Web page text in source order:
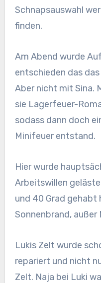
Schnapsauswahl
finden.
Am Abend wurde
entschieden das
Aber nicht mit Sina.
sie Lagerfeuer-
sodass dann doch
Minifeuer entstand.
Hier wurde
Arbeitswillen
und 40 Grad gehabt
Sonnenbrand, außer
Lukis Zelt wurde
repariert und nicht
Zelt. Naja bei Luki